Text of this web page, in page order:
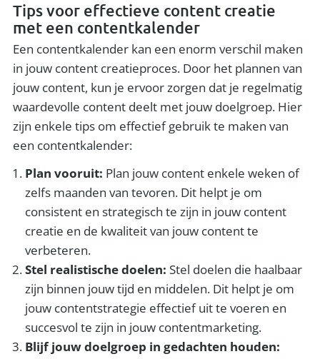
Tips voor effectieve content creatie
met een contentkalender
Een contentkalender kan een enorm verschil maken
in jouw content creatieproces. Door het plannen van
jouw content, kun je ervoor zorgen dat je regelmatig
waardevolle content deelt met jouw doelgroep. Hier
zijn enkele tips om effectief gebruik te maken van
een contentkalender:
Plan vooruit: Plan jouw content enkele weken of
zelfs maanden van tevoren. Dit helpt je om
consistent en strategisch te zijn in jouw content
creatie en de kwaliteit van jouw content te
verbeteren.
Stel realistische doelen: Stel doelen die haalbaar
zijn binnen jouw tijd en middelen. Dit helpt je om
jouw contentstrategie effectief uit te voeren en
succesvol te zijn in jouw contentmarketing.
Blijf jouw doelgroep in gedachten houden: